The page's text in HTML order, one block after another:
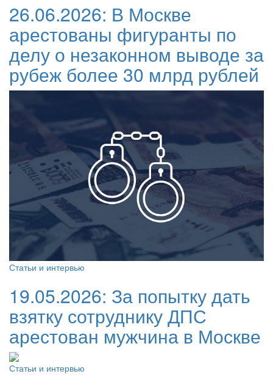
26.06.2026: В Москве
арестованы фигуранты по
делу о незаконном выводе за
рубеж более 30 млрд рублей
Статьи и интервью
19.05.2026: За попытку дать
взятку сотруднику ДПС
арестован мужчина в Москве
Статьи и интервью